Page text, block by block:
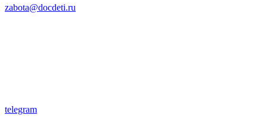
zabota@docdeti.ru
telegram